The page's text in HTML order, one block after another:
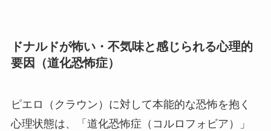
ドナルドが怖い・不気味と感じられる心理的
要因（道化恐怖症）
ピエロ（クラウン）に対して本能的な恐怖を抱く
心理状態は、「道化恐怖症（コルロフォビア）」